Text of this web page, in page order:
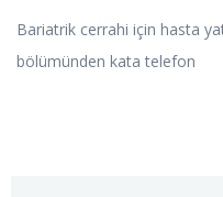
Bariatrik cerrahi için hasta
bölümünden kata telefon